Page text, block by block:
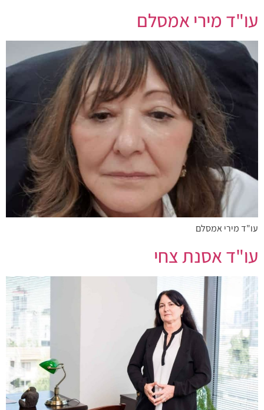
עו"ד מירי אמסלם
עו"ד מירי אמסלם
עו"ד אסנת צחי